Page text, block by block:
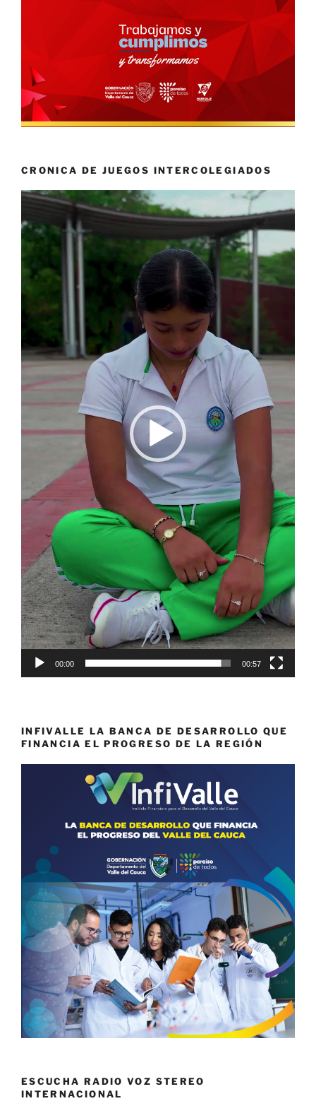
CRONICA DE JUEGOS INTERCOLEGIADOS
Reproductor
vídeo
00:00 00:57
INFIVALLE LA BANCA DE DESARROLLO QUE
FINANCIA EL PROGRESO DE LA REGIÓN
ESCUCHA RADIO VOZ STEREO
INTERNACIONAL